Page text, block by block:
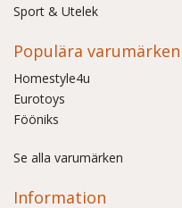
Sport & Utelek
Populära varumärken
Homestyle4u
Eurotoys
Fööniks
Se alla varumärken
Information